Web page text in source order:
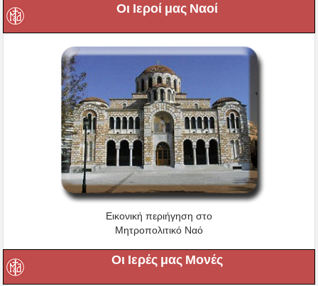
Οι Ιεροί μας Ναοί
Εικονική περιήγηση στο
Μητροπολιτικό Ναό
Οι Ιερές μας Μονές